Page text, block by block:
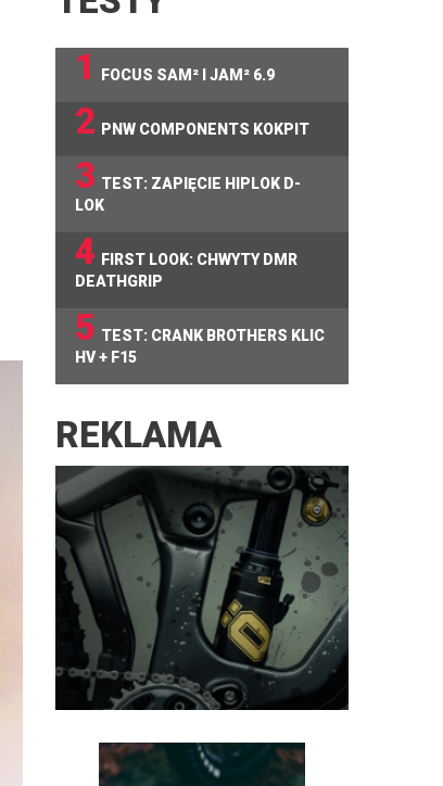
1
FOCUS SAM² I JAM² 6.9
2 PNW COMPONENTS KOKPIT
3 TEST: ZAPIĘCIE HIPLOK D-
LOK
4 FIRST LOOK: CHWYTY DMR
DEATHGRIP
5 TEST: CRANK BROTHERS KLIC
HV + F15
REKLAMA